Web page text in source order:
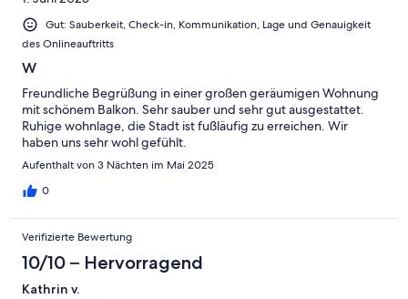
Gut: Sauberkeit, Check-in, Kommunikation, Lage und Genauigkeit
des Onlineauftritts
W
Freundliche Begrüßung in einer großen geräumigen Wohnung
mit schönem Balkon. Sehr sauber und sehr gut ausgestattet.
Ruhige wohnlage, die Stadt ist fußläufig zu erreichen. Wir
haben uns sehr wohl gefühlt.
Aufenthalt von 3 Nächten im Mai 2025
0
Verifizierte Bewertung
10/10 – Hervorragend
Kathrin v.